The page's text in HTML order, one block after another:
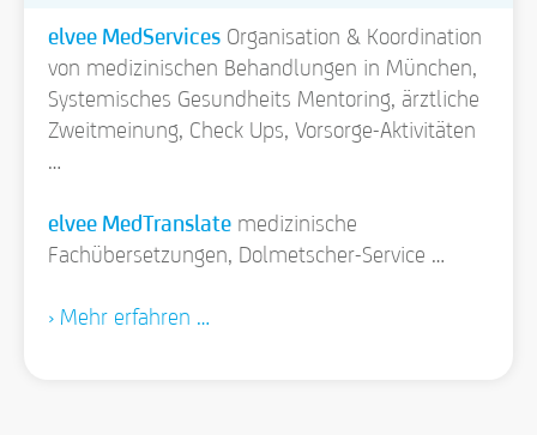
elvee MedServices Organisation & Koordination
von medizinischen Behandlungen in München,
Systemisches Gesundheits Mentoring, ärztliche
Zweitmeinung, Check Ups, Vorsorge-Aktivitäten
…
elvee MedTranslate medizinische
Fachübersetzungen, Dolmetscher-Service …
› Mehr erfahren …